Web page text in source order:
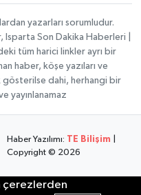
yazarları sorumludur.
Isparta Son Dakika Haberleri |
tüm harici linkler ayrı bir
haber, köşe yazıları ve
gösterilse dahi, herhangi bir
yayınlanamaz
Haber Yazılımı: TE Bilişim
Copyright © 2026
çerezlerden